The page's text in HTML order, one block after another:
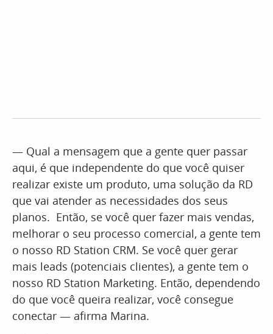
— Qual a mensagem que a gente quer passar
aqui, é que independente do que você quiser
realizar existe um produto, uma solução da RD
que vai atender as necessidades dos seus
planos. Então, se você quer fazer mais vendas,
melhorar o seu processo comercial, a gente tem
o nosso RD Station CRM. Se você quer gerar
mais leads (potenciais clientes), a gente tem o
nosso RD Station Marketing. Então, dependendo
do que você queira realizar, você consegue
conectar — afirma Marina.